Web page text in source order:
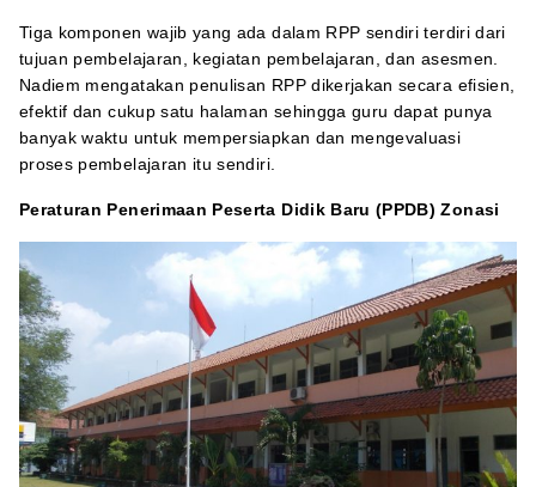
Tiga komponen wajib yang ada dalam RPP sendiri terdiri dari
tujuan pembelajaran, kegiatan pembelajaran, dan asesmen.
Nadiem mengatakan penulisan RPP dikerjakan secara efisien,
efektif dan cukup satu halaman sehingga guru dapat punya
banyak waktu untuk mempersiapkan dan mengevaluasi
proses pembelajaran itu sendiri.
Peraturan Penerimaan Peserta Didik Baru (PPDB) Zonasi